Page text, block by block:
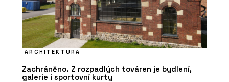
ARCHITEKTURA
Zachráněno. Z rozpadlých továren je bydlení,
galerie i sportovní kurty